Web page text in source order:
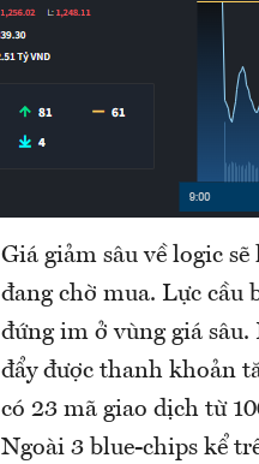
Giá giảm sâu về logic
đang chờ mua. Lực cầu
đứng im ở vùng giá
đẩy được thanh khoản
có 23 mã giao dịch từ
Ngoài 3 blue-chips kể